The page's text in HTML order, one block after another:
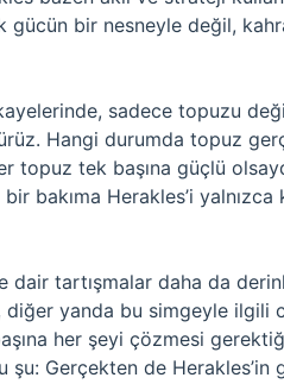
bir nesneyle değil,
sadece topuzu
Hangi durumda topuz
topuz tek başına güçlü
bakıma Herakles’i
dair tartışmalar daha da
diğer yanda bu simgeyle
her şeyi çözmesi
şu: Gerçekten de